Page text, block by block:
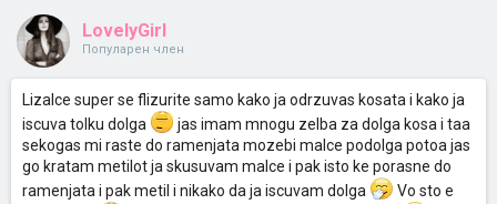
LovelyGirl
Популарен член
Lizalce super se flizurite samo kako ja odrzuvas kosata i kako ja
iscuva tolku dolga
jas imam mnogu zelba za dolga kosa i taa
sekogas mi raste do ramenjata mozebi malce podolga potoa jas
go kratam metilot ja skusuvam malce i pak isto ke porasne do
ramenjata i pak metil i nikako da ja iscuvam dolga
Vo sto e